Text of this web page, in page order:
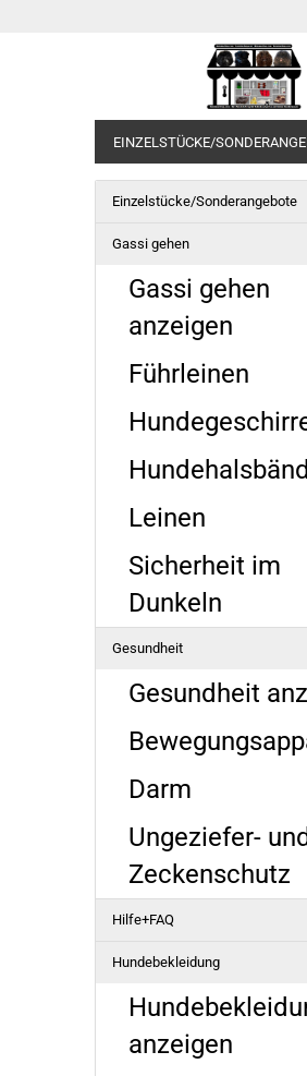
EINZELSTÜCKE/
Einzelstücke/Sonderangebote
Gassi gehen
Gassi gehen
anzeigen
Führleinen
Leinen
Sicherheit im
Dunkeln
Gesundheit
Gesundheit
Darm
Ungeziefer-
Zeckenschutz
Hilfe+FAQ
Hundebekleidung
anzeigen